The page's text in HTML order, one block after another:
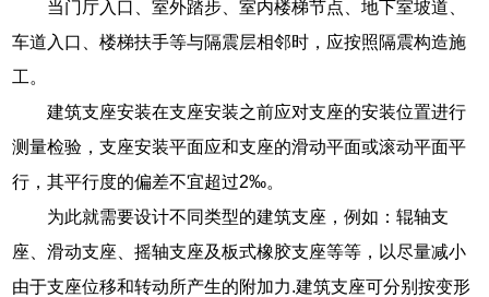
当门厅入口、室外踏步、室内楼梯节点、地下室坡道、
车道入口、楼梯扶手等与隔震层相邻时，应按照隔震构造施
工。
建筑支座安装在支座安装之前应对支座的安装位置进行
测量检验，支座安装平面应和支座的滑动平面或滚动平面平
行，其平行度的偏差不宜超过2‰。
为此就需要设计不同类型的建筑支座，例如：辊轴支
座、滑动支座、摇轴支座及板式橡胶支座等等，以尽量减小
由于支座位移和转动所产生的附加力.建筑支座可分别按变形